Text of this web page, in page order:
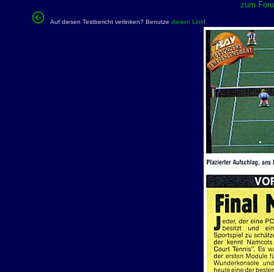
zum
Auf diesen Testbericht verlinken? Benutze diesen Link!